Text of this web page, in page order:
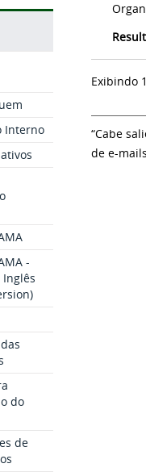
Interno
-
Inglês
do
de
Exibindo
“Cabe
de e-